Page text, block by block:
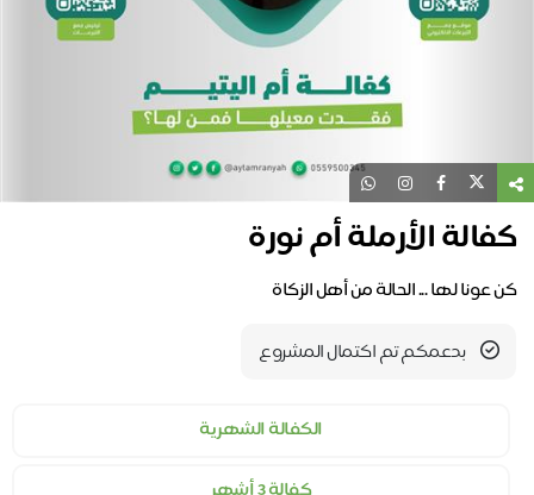
الأرملة أم نورة
عونا لها ... الحالة من أهل الزكاة
بدعمكم تم اكتمال المشروع
الكفالة الشهرية